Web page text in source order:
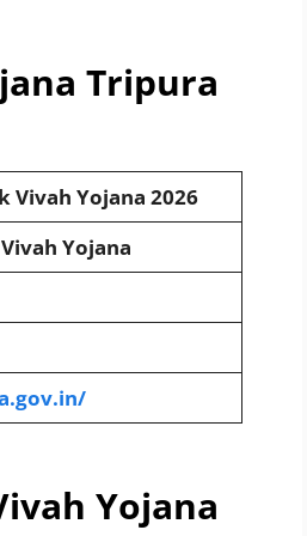
Tripura
Vivah Yojana 2026
Yojana
Yojana